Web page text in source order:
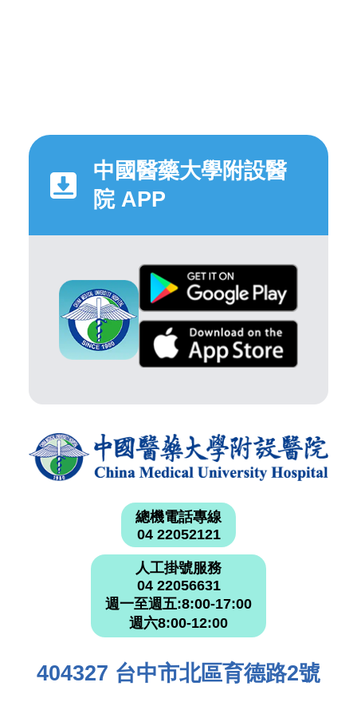
中國醫藥大學附設醫
院 APP
總機電話專線
04 22052121
人工掛號服務
04 22056631
週一至週五:8:00-17:00
週六8:00-12:00
404327 台中市北區育德路2號